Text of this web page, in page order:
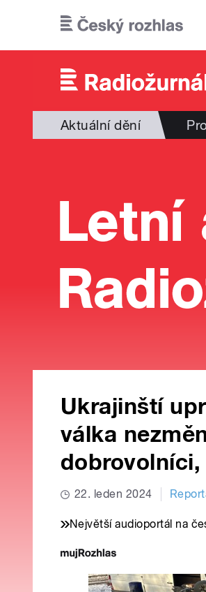
Aktuální dění
Ukrajinští
válka
22. leden 2024
Největší audioportál na